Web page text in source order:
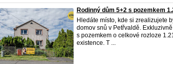
Rodinný dům 5+2 s pozemkem
Hledáte místo, kde si zrealizujete
domov snů v Petřvaldě.
s pozemkem o celkové rozloze
existence. T ...